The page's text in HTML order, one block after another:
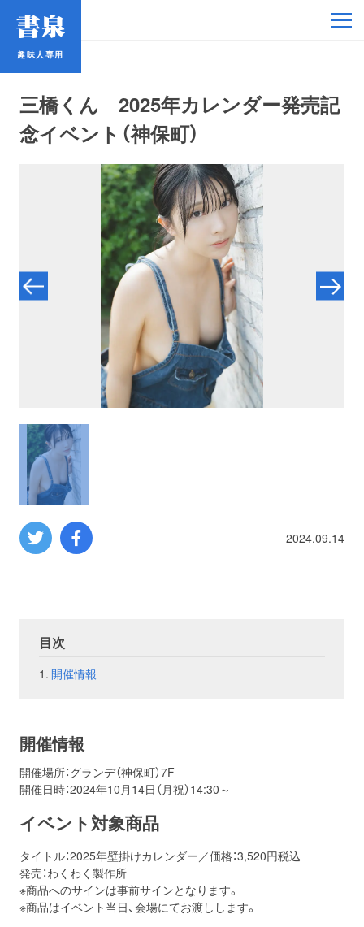
趣味人専用
三橋くん 2025年カレンダー発売記
念イベント（神保町）
2024.09.14
目次
開催情報
開催情報
開催場所：グランデ（神保町）7F
開催日時：2024年10月14日（月祝）14:30～
イベント対象商品
タイトル：2025年壁掛けカレンダー／価格：3,520円税込
発売：わくわく製作所
※商品へのサインは事前サインとなります。
※商品はイベント当日、会場にてお渡しします。
趣味人専用
アイドル
鉄道・バス
コミック・ラノベ
プロレス
数学
コンピューター
ミリタリー
フェア
お問い合わせ